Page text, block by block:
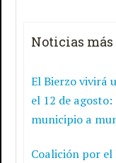
Noticias
El Bierzo vivirá
el 12 de
municipio a
Coalición por